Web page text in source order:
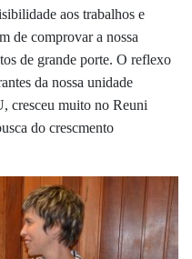
aos trabalhos e
de comprovar a nossa
de grande porte. O reflexo
da nossa unidade
cresceu muito no Reuni
do crescmento